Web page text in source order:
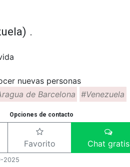
.
nuevas personas
de Barcelona #Venezuela
Opciones de contacto
Favorito Chat gratis
2025